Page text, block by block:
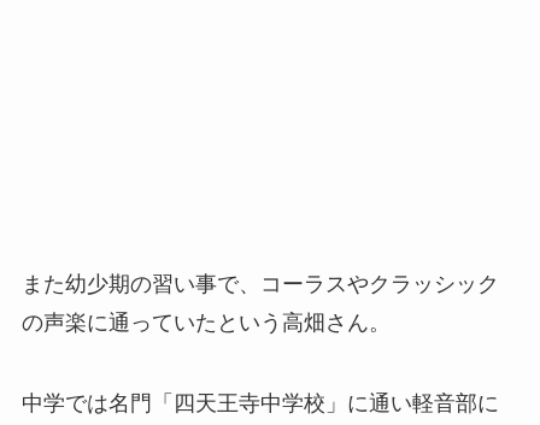
また幼少期の習い事で、コーラスやクラッシック
の声楽に通っていたという高畑さん。
中学では名門「四天王寺中学校」に通い軽音部に